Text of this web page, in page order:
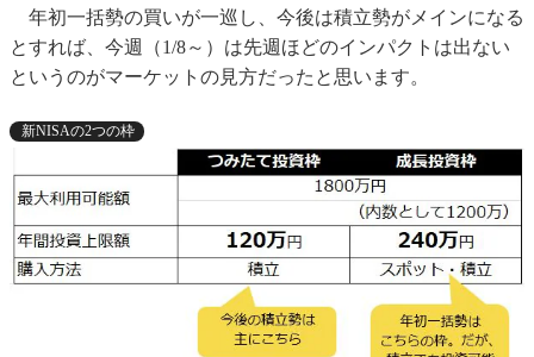
年初一括勢の買いが一巡し、今後は積立勢がメインになる
とすれば、今週（1/8～）は先週ほどのインパクトは出ない
というのがマーケットの見方だったと思います。
新NISAの2つの枠